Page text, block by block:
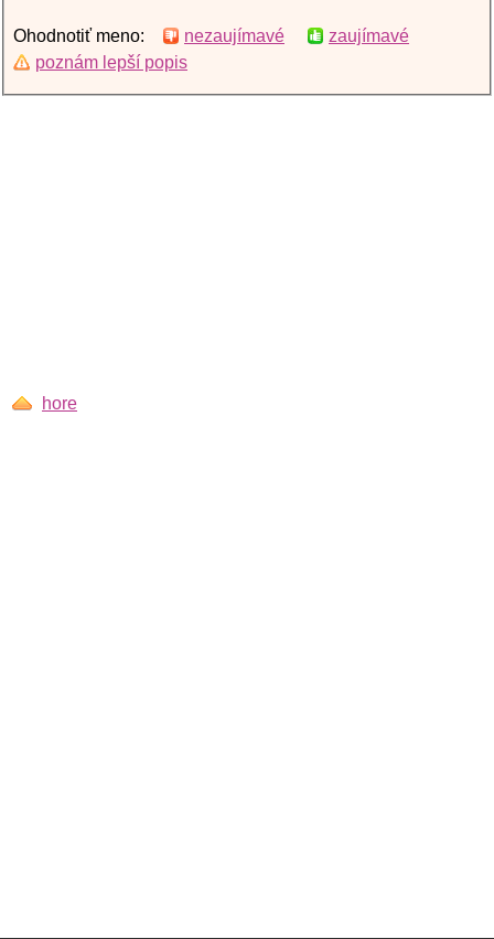
Ohodnotiť meno: nezaujímavé
zaujímavé
poznám lepší popis
hore